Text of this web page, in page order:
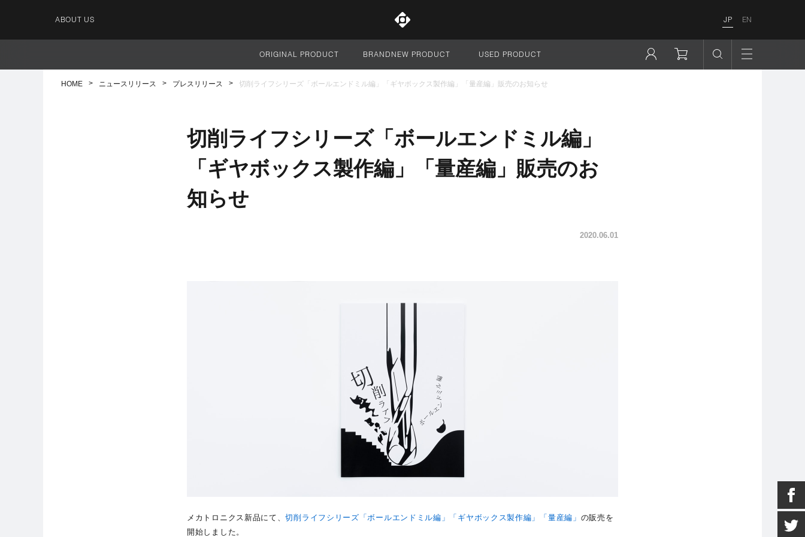
ABOUT US JP EN
サイト全体
ORIGINAL PRODUCT BRANDNEW PRODUCT USED PRODUCT
HOME ニュースリリース プレスリリース 切削ライフシリーズ「ボールエンドミル編」「ギヤボックス製作編」「量産編」販売のお知らせ
切削ライフシリーズ「ボールエンドミル編」
「ギヤボックス製作編」「量産編」販売のお
知らせ
2020.06.01
メカトロニクス新品にて、切削ライフシリーズ「ボールエンドミル編」「ギヤボックス製作編」「量産編」 の販売を
開始しました。